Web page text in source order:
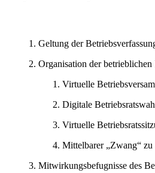
Geltung der
Organisation der betrieblichen
Virtuelle
Digitale
Virtuelle
Mittelbarer „Zwang“
Mitwirkungsbefugnisse des